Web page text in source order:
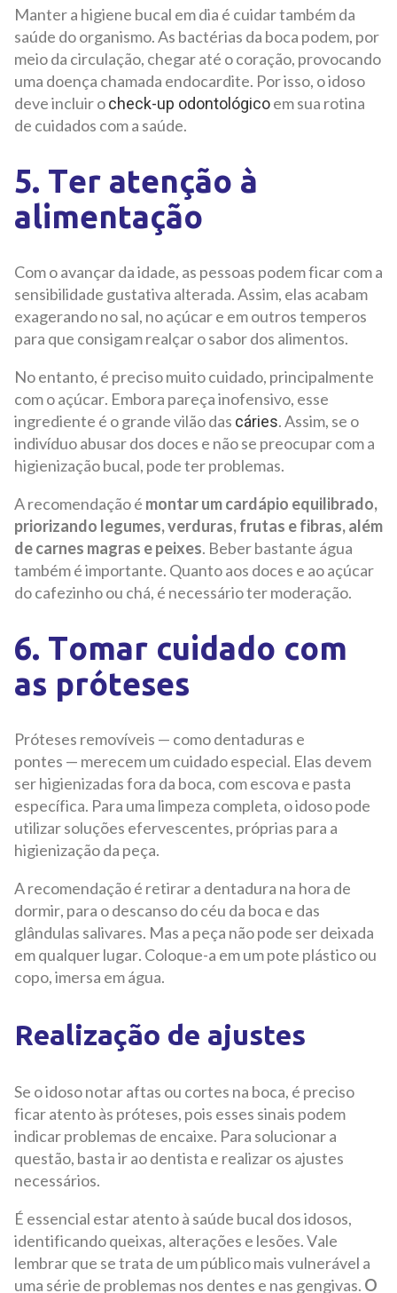
Manter a higiene bucal em dia é cuidar também da
saúde do organismo. As bactérias da boca podem, por
meio da circulação, chegar até o coração, provocando
uma doença chamada endocardite. Por isso, o idoso
deve incluir ocheck-up odontológicoem sua rotina
de cuidados com a saúde.
5. Ter atenção à
alimentação
Com o avançar da idade, as pessoas podem ficar com a
sensibilidade gustativa alterada. Assim, elas acabam
exagerando no sal, no açúcar e em outros temperos
para que consigam realçar o sabor dos alimentos.
No entanto, é preciso muito cuidado, principalmente
com o açúcar. Embora pareça inofensivo, esse
ingrediente é o grande vilão das cáries. Assim, se o
indivíduo abusar dos doces e não se preocupar com a
higienização bucal, pode ter problemas.
A recomendação é montar um cardápio equilibrado,
priorizando legumes, verduras, frutas e fibras, além
de carnes magras e peixes. Beber bastante água
também é importante. Quanto aos doces e ao açúcar
do cafezinho ou chá, é necessário ter moderação.
6. Tomar cuidado com
as próteses
Próteses removíveis — como dentaduras e
pontes — merecem um cuidado especial. Elas devem
ser higienizadas fora da boca, com escova e pasta
específica. Para uma limpeza completa, o idoso pode
utilizar soluções efervescentes, próprias para a
higienização da peça.
A recomendação é retirar a dentadura na hora de
dormir, para o descanso do céu da boca e das
glândulas salivares. Mas a peça não pode ser deixada
em qualquer lugar. Coloque-a em um pote plástico ou
copo, imersa em água.
Realização de ajustes
Se o idoso notar aftas ou cortes na boca, é preciso
ficar atento às próteses, pois esses sinais podem
indicar problemas de encaixe. Para solucionar a
questão, basta ir ao dentista e realizar os ajustes
necessários.
É essencial estar atento à saúde bucal dos idosos,
identificando queixas, alterações e lesões. Vale
lembrar que se trata de um público mais vulnerável a
uma série de problemas nos dentes e nas gengivas. O